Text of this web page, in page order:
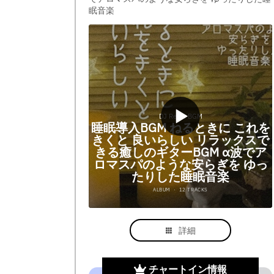
眠音楽
詳細
チャートイン情報